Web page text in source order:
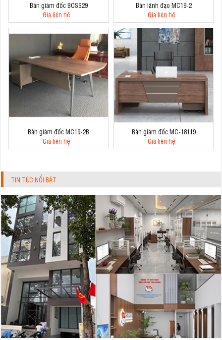
Bàn giám đốc BOSS29
Giá liên hệ
Bàn lãnh đạo MC19-2
Giá liên hệ
Bàn giám đốc MC19-2B
Giá liên hệ
Bàn giám đốc MC-18119
Giá liên hệ
TIN TỨC NỔI BẬT